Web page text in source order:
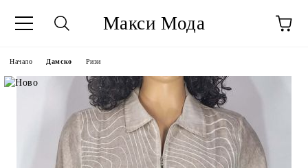
Макси Мода
Начало Дамско Ризи